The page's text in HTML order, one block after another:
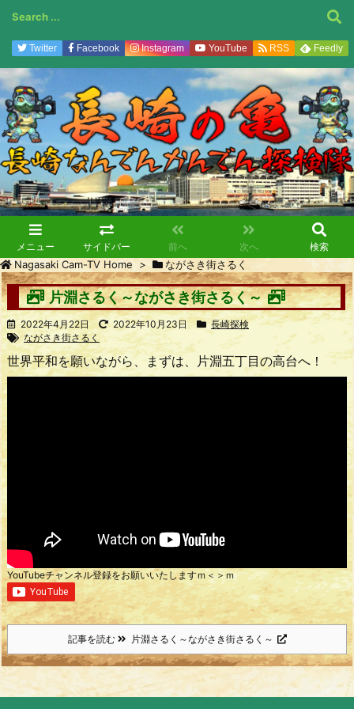
メニュー サイドバー 前へ 次へ 検索
Twitter Facebook Instagram YouTube RSS Feedly
Nagasaki Cam-TV Home > ながさき街さるく
片淵さるく～ながさき街さるく～
2022年4月22日 2022年10月23日
長崎探検
ながさき街さるく
世界平和を願いながら、まずは、片淵五丁目の高台へ！
YouTubeチャンネル登録をお願いいたしますｍ＜＞ｍ
記事を読む 片淵さるく～ながさき街さるく～